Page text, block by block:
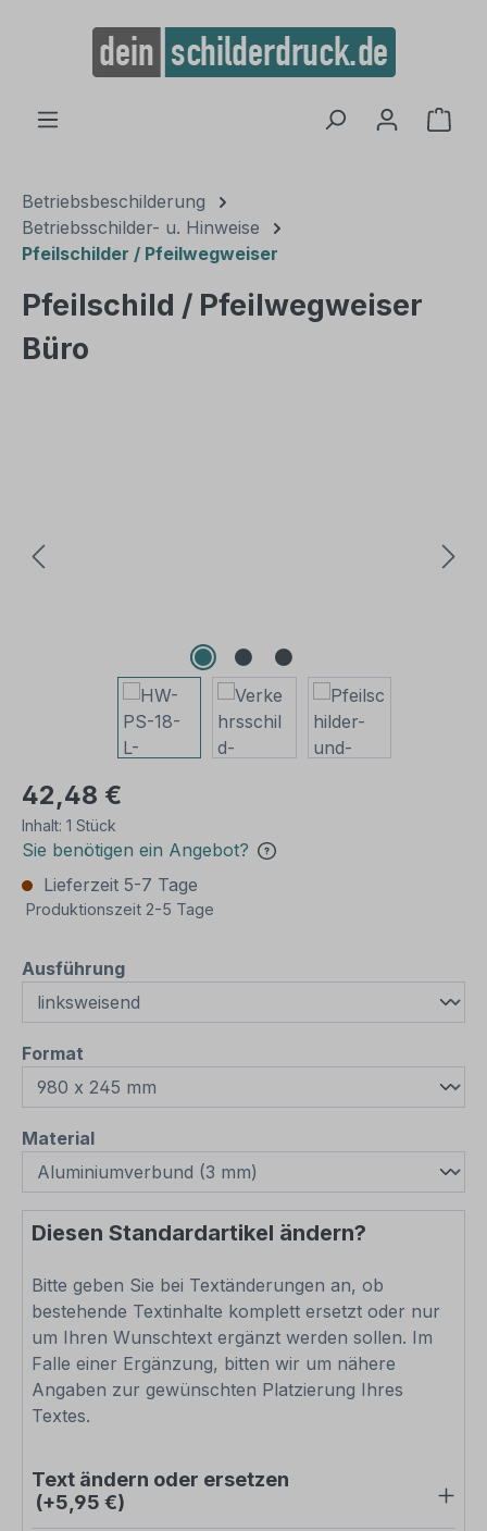
springen
Betriebsbeschilderung
Betriebsschilder- u. Hinweise
Pfeilschilder / Pfeilwegweiser
Pfeilschild / Pfeilwegweiser
Büro
42,48 €
Inhalt: 1 Stück
Sie benötigen ein Angebot?
Lieferzeit 5-7 Tage
Produktionszeit 2-5 Tage
Ausführungauswählen
Format
Materialauswählen
Diesen Standardartikel ändern?
Bitte geben Sie bei Textänderungen an, ob
bestehende Textinhalte komplett ersetzt oder nur
um Ihren Wunschtext ergänzt werden sollen. Im
Falle einer Ergänzung, bitten wir um nähere
Angaben zur gewünschten Platzierung Ihres
Textes.
Text ändern oder ersetzen
(+5,95 €)